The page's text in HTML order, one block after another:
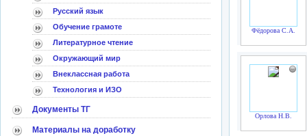
Русский язык
Обучение грамоте
Литературное чтение
Окружающий мир
Внеклассная работа
Технология и ИЗО
Документы ТГ
Материалы на доработку
Фёдорова С.А.
Орлова Н.В.